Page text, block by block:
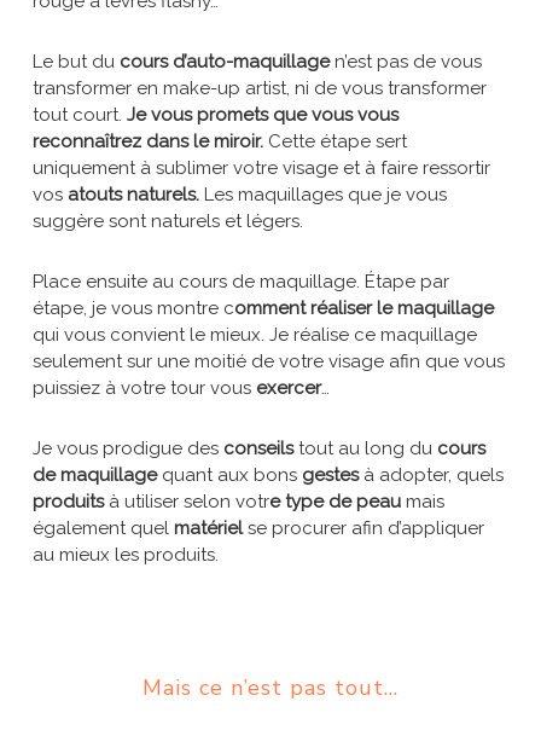
Le but du cours d’auto-maquillagen’est pas de vous
transformer en make-up artist, ni de vous transformer
tout court. Je vous promets que vous vous
reconnaîtrez dans le miroir. Cette étape sert
uniquement à sublimer votre visage et à faire ressortir
vos atouts naturels. Les maquillages que je vous
suggère sont naturels et légers.
Place ensuite au cours de maquillage. Étape par
étape, je vous montre comment réaliser le maquillage
qui vous convient le mieux. Je réalise ce maquillage
seulement sur une moitié de votre visage afin que vous
puissiez à votre tour vous exercer…
Je vous prodigue des conseilstout au long du cours
de maquillagequant aux bons gestesà adopter, quels
produitsà utiliser selon votre type de peau mais
également quel matérielse procurer afin d’appliquer
au mieux les produits.
Mais ce n’est pas tout…